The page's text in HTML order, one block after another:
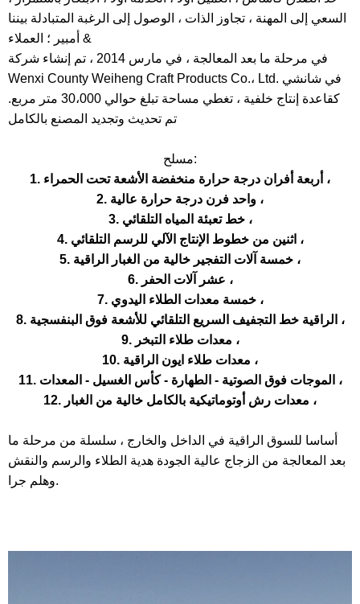
السعي إلى المهنة ، تجاوز الذات ، الوصول إلى الرغبة المتبادلة بيننا
& أمبير ؛ العملاء
في مرحلة ما بعد المعالجة ، في مارس 2014 ، تم إنشاء شركة
Wenxi County Weiheng Craft Products Co.، Ltd. في شانشي
كقاعدة إنتاج خلفية ، تغطي مساحة تبلغ حوالي 30،000 متر مربع.
تم تحديث وتجديد المصنع بالكامل
مسلح:
1. أربعة أفران درجة حرارة منخفضة الأشعة تحت الحمراء ،
2. واحد فرن درجة حرارة عالية ،
3. خط تعبئة المياه التلقائي ،
4. اثنين من خطوط الإنتاج الآلي للرسم التلقائي ،
5. خمسة آلات التفجير خالية من الغبار الراقية ،
6. عشر آلات الحفر ،
7. خمسة معدات الطلاء اليدوي ،
8. الراقية خط التجفيف السريع التلقائي للأشعة فوق البنفسجية ،
9. معدات طلاء التبخر ،
10. معدات طلاء ايون الراقية ،
11. الموجات فوق الصوتية - الطهارة - كأس الغسيل - المعدات ،
12. معدات رش أوتوماتيكية بالكامل خالية من الغبار ،
أساسا للسوق الراقية في الداخل والخارج ، سلسلة من مرحلة ما
بعد المعالجة من الزجاج عالية الجودة هدية الطلاء والرسم والنقش
وهلم جرا.